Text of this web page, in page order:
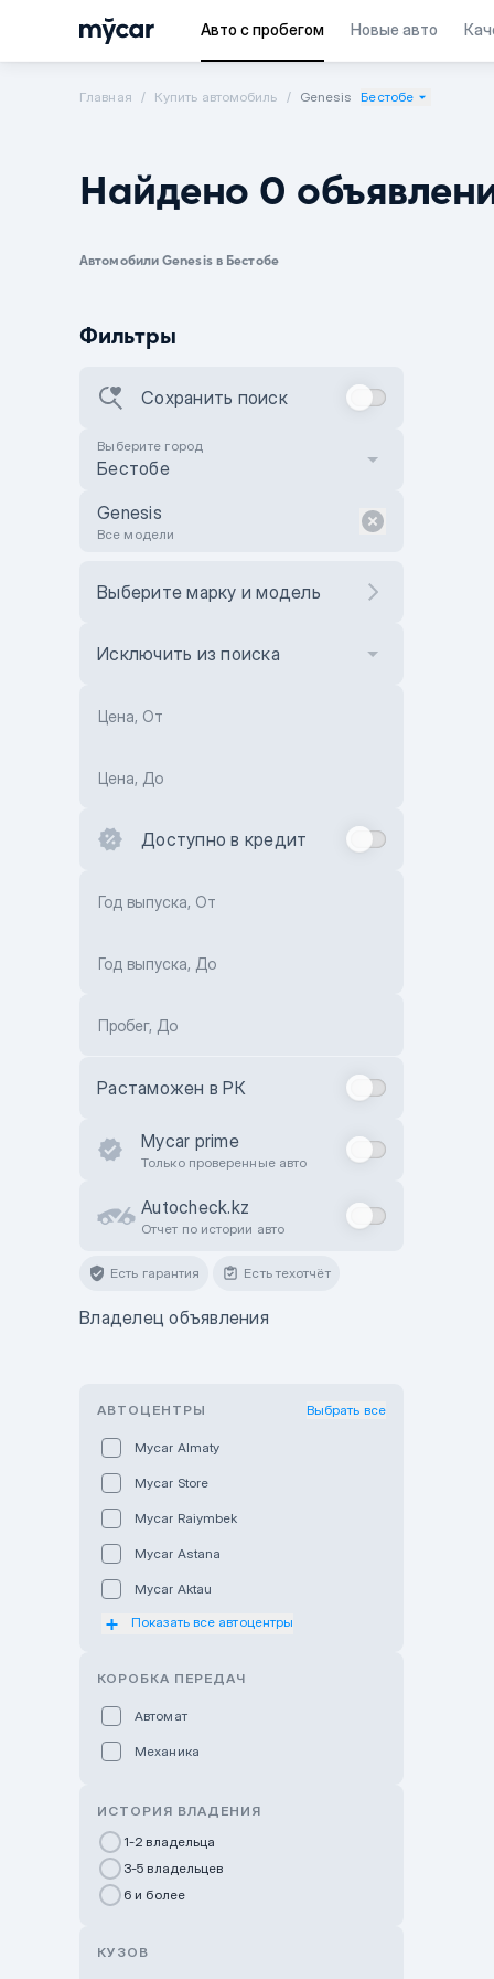
Авто с пробегом Новые авто
Главная Купить автомобиль Genesis Бестобе
Найдено 0
Автомобили Genesis в Бестобе
Фильтры
Сохранить поиск
Выберите город
Бестобе
Genesis
Все модели
Выберите марку и модель
Исключить из поиска
Цена, От
Цена, До
Доступно в кредит
Год выпуска, От
Год выпуска, До
Пробег, До
Растаможен в РК
Mycar prime
Только проверенные авто
Autocheck.kz
Отчет по истории авто
Есть гарантия Есть техотчёт
Владелец объявления
АВТОЦЕНТРЫ Выбрать все
Mycar Almaty
Mycar Store
Mycar Raiymbek
Mycar Astana
Mycar Aktau
Mycar Uralsk
GWM Nurly Zhol
Chery Astana
Показать все автоцентры
КОРОБКА ПЕРЕДАЧ
Автомат
Механика
ИСТОРИЯ ВЛАДЕНИЯ
1-2 владельца
3-5 владельцев
6 и более
КУЗОВ